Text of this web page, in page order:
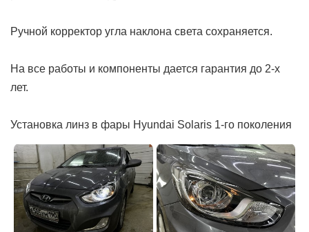
Ручной корректор угла наклона света сохраняется.
На все работы и компоненты дается гарантия до 2-х
лет.
Установка линз в фары Hyundai Solaris 1-го поколения